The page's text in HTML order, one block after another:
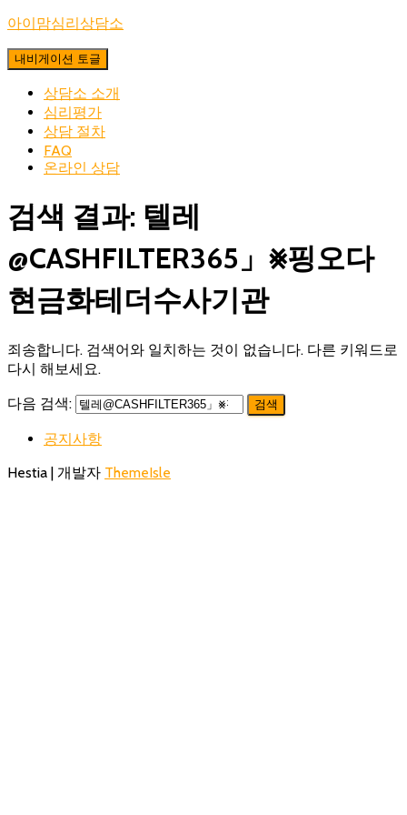
아이맘심리상담소
내비게이션 토글
상담소 소개
심리평가
상담 절차
FAQ
온라인 상담
검색 결과: 텔레
@CASHFILTER365」⨳핑오다
현금화테더수사기관
죄송합니다. 검색어와 일치하는 것이 없습니다. 다른 키워드로
다시 해보세요.
다음 검색:
공지사항
Hestia | 개발자 ThemeIsle